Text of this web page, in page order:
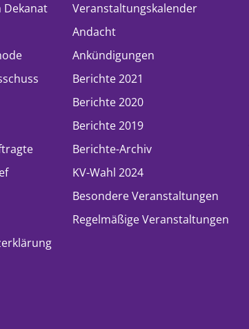
Dekanat
Veranstaltungskalender
Andacht
Ankündigungen
Berichte 2021
Berichte 2020
Berichte 2019
Berichte-Archiv
KV-Wahl 2024
Besondere Veranstaltungen
Regelmäßige Veranstaltungen